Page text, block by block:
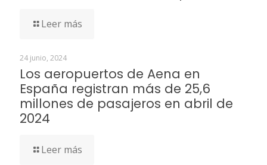
Leer más
24 junio, 2024
Los aeropuertos de Aena en
España registran más de 25,6
millones de pasajeros en abril de
2024
Leer más